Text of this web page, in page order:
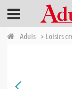
Aduis > Loisirs